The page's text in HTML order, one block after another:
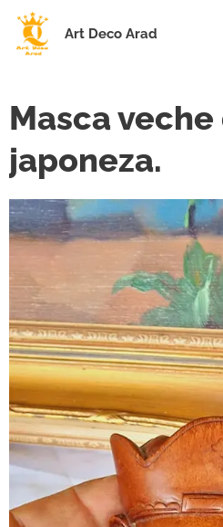
Art Deco Arad
Masca
japoneza.